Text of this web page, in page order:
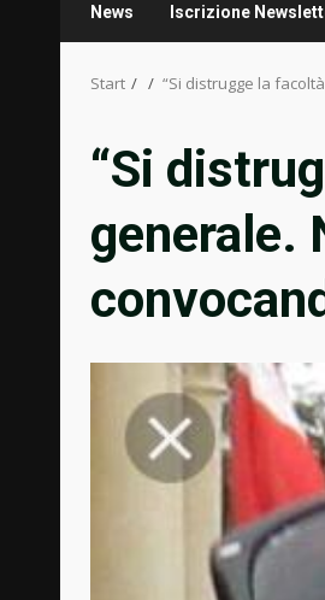
News Iscrizione
Start “Si distrugge la
“Si
generale.